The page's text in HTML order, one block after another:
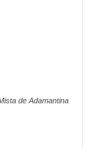
de Adamantina